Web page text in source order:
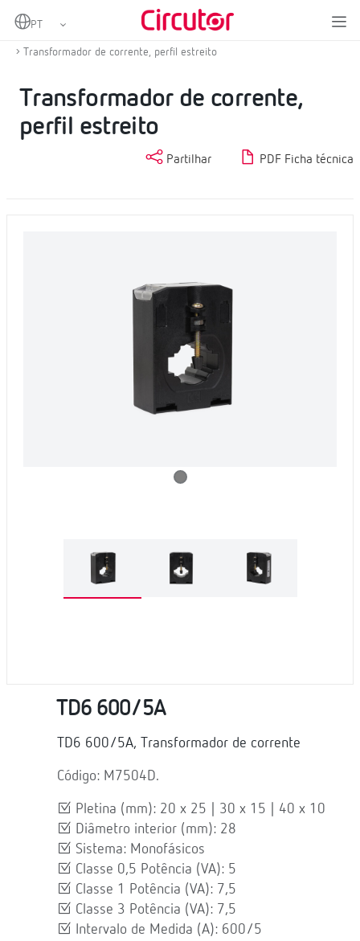
Home
Transformadores de corrente e shunts
Transformador de corrente, perfil estreito
Transformador de corrente,
perfil estreito
Partilhar PDF Ficha técnica
TD6 600/5A
TD6 600/5A, Transformador de corrente
Código: M7504D.
Pletina (mm): 20 x 25 | 30 x 15 | 40 x 10
Diâmetro interior (mm): 28
Sistema: Monofásicos
Classe 0,5 Potência (VA): 5
Classe 1 Potência (VA): 7,5
Classe 3 Potência (VA): 7,5
Intervalo de Medida (A): 600/5